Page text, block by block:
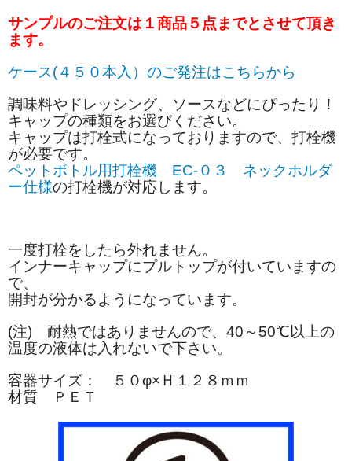
サンプルのご注文は１商品５点までとさせて頂き
ます。
ケース(４５０本入）のご発注はこちらから
調味料やドレッシング、ソースなどにぴったり！
キャップの種類をお選びください。
キャップは打栓式になっておりますので、打栓機
が必要です。
ペットボトル用打栓機 EC-０３ ネックホルダ
ー仕様の打栓機が対応します。
一度打栓をしたら外れません。
インナーキャップにプルトップが付いていますの
で、
開封が分かるようになっています。
(注) 耐熱ではありませんので、40～50℃以上の
温度の液体は入れないで下さい。
容器サイズ： ５０φ×Ｈ１２８ｍｍ
材質 ＰＥＴ